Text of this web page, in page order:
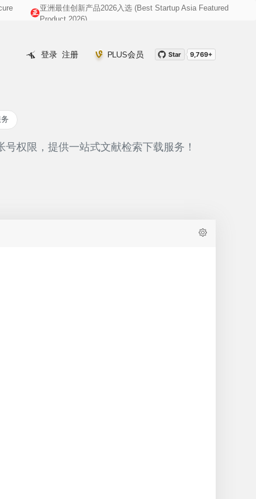
亚洲最佳创新产品2026入选 (Best Startup Asia Featured
Product 2026)
登录 注册 PLUS会员 Star 9,769+
权限，提供一站式文献检索下载服务！